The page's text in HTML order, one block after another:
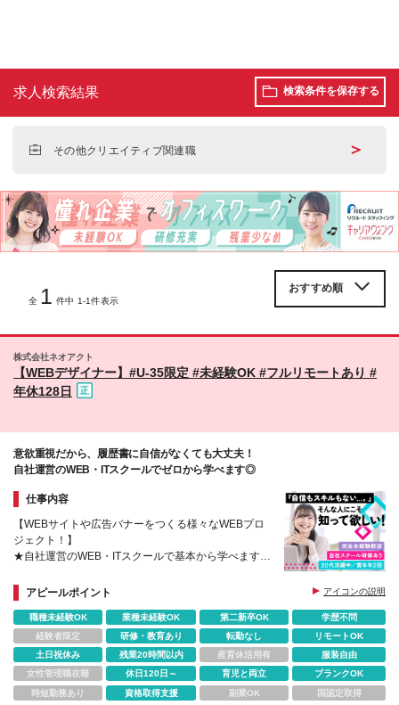
求人検索結果 検索条件を保存する
その他クリエイティブ関連職 ＞
全 1 件中 1-1件表示
株式会社ネオアクト
【WEBデザイナー】#U-35限定 #未経験OK #フルリモートあり #
年休128日
意欲重視だから、履歴書に自信がなくても大丈夫！
自社運営のWEB・ITスクールでゼロから学べます◎
仕事内容
【WEBサイトや広告バナーをつくる様々なWEBプロ
ジェクト！】
★自社運営のWEB・ITスクールで基本から学べます！
★年休128日、土日祝休みでプライベートも充実♪
アピールポイント アイコンの説明
職種未経験OK 業種未経験OK 第二新卒OK
学歴不問
経験者限定
研修・教育あり 転勤なし
リモートOK
土日祝休み
残業20時間以内 産育休活用有
服装自由
女性管理職在籍
休日120日～ 育児と両立
ブランクOK
時短勤務あり
資格取得支援 副業OK 国認定取得